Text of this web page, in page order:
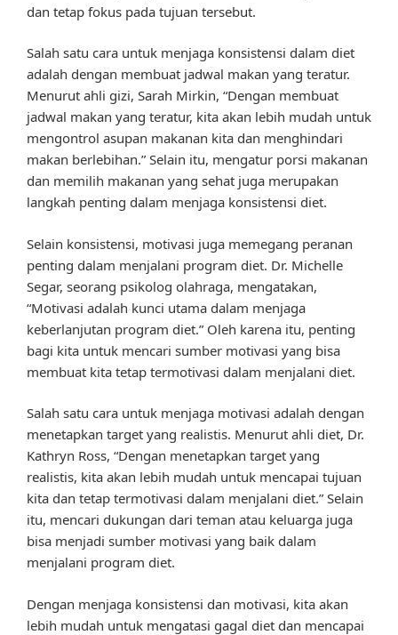
dan tetap fokus pada tujuan tersebut.
Salah satu cara untuk menjaga konsistensi dalam diet
adalah dengan membuat jadwal makan yang teratur.
Menurut ahli gizi, Sarah Mirkin, “Dengan membuat
jadwal makan yang teratur, kita akan lebih mudah untuk
mengontrol asupan makanan kita dan menghindari
makan berlebihan.” Selain itu, mengatur porsi makanan
dan memilih makanan yang sehat juga merupakan
langkah penting dalam menjaga konsistensi diet.
Selain konsistensi, motivasi juga memegang peranan
penting dalam menjalani program diet. Dr. Michelle
Segar, seorang psikolog olahraga, mengatakan,
“Motivasi adalah kunci utama dalam menjaga
keberlanjutan program diet.” Oleh karena itu, penting
bagi kita untuk mencari sumber motivasi yang bisa
membuat kita tetap termotivasi dalam menjalani diet.
Salah satu cara untuk menjaga motivasi adalah dengan
menetapkan target yang realistis. Menurut ahli diet, Dr.
Kathryn Ross, “Dengan menetapkan target yang
realistis, kita akan lebih mudah untuk mencapai tujuan
kita dan tetap termotivasi dalam menjalani diet.” Selain
itu, mencari dukungan dari teman atau keluarga juga
bisa menjadi sumber motivasi yang baik dalam
menjalani program diet.
Dengan menjaga konsistensi dan motivasi, kita akan
lebih mudah untuk mengatasi gagal diet dan mencapai